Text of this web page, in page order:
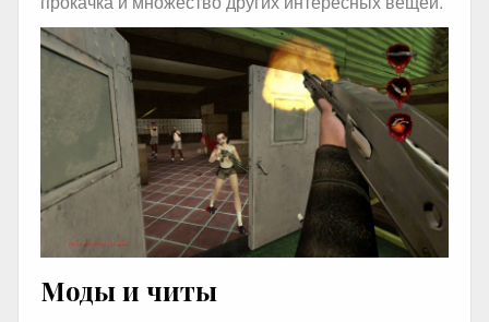
Моды и читы